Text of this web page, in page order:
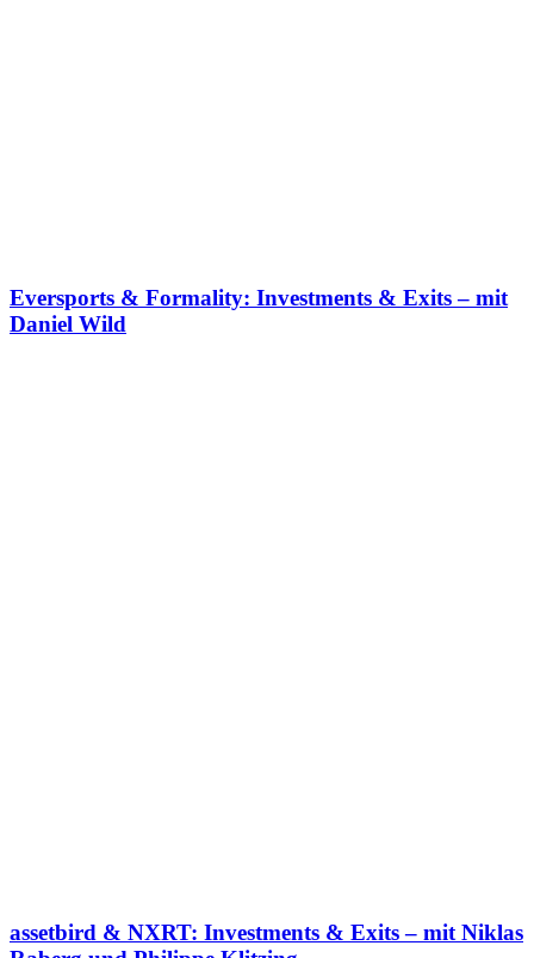
Eversports & Formality: Investments & Exits – mit
Daniel Wild
assetbird & NXRT: Investments & Exits – mit Niklas